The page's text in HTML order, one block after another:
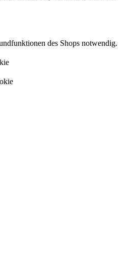
des Shops notwendig.